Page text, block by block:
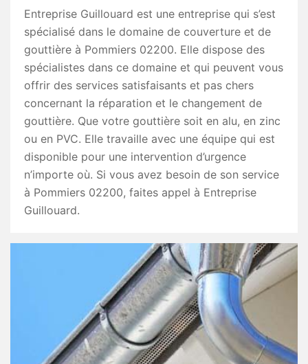
Entreprise Guillouard est une entreprise qui s’est
spécialisé dans le domaine de couverture et de
gouttière à Pommiers 02200. Elle dispose des
spécialistes dans ce domaine et qui peuvent vous
offrir des services satisfaisants et pas chers
concernant la réparation et le changement de
gouttière. Que votre gouttière soit en alu, en zinc
ou en PVC. Elle travaille avec une équipe qui est
disponible pour une intervention d’urgence
n’importe où. Si vous avez besoin de son service
à Pommiers 02200, faites appel à Entreprise
Guillouard.